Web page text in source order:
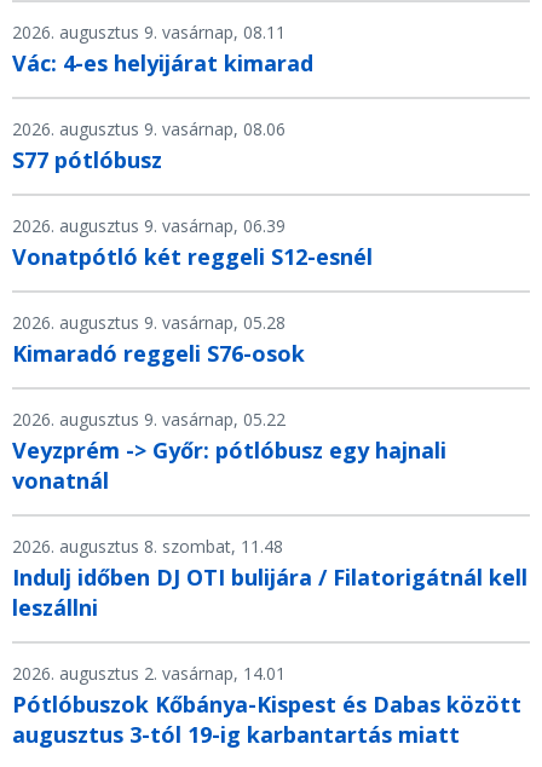
2026. augusztus 9. vasárnap, 08.11
Vác: 4-es helyijárat kimarad
2026. augusztus 9. vasárnap, 08.06
S77 pótlóbusz
2026. augusztus 9. vasárnap, 06.39
Vonatpótló két reggeli S12-esnél
2026. augusztus 9. vasárnap, 05.28
Kimaradó reggeli S76-osok
2026. augusztus 9. vasárnap, 05.22
Veyzprém -> Győr: pótlóbusz egy hajnali
vonatnál
2026. augusztus 8. szombat, 11.48
Indulj időben DJ OTI bulijára / Filatorigátnál kell
leszállni
2026. augusztus 2. vasárnap, 14.01
Pótlóbuszok Kőbánya-Kispest és Dabas között
augusztus 3-tól 19-ig karbantartás miatt